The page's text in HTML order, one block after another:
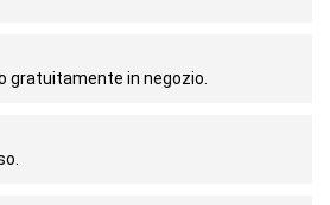
gratuitamente in negozio.